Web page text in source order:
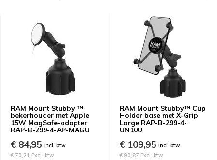
RAM Mount Stubby ™
bekerhouder met Apple
15W MagSafe-adapter
RAP-B-299-4-AP-MAGU
€ 84,95 Incl. btw
€ 70,21 Excl. btw
RAM Mount Stubby™ Cup
Holder base met X-Grip
Large RAP-B-299-4-
UN10U
€ 109,95 Incl. btw
€ 90,87 Excl. btw